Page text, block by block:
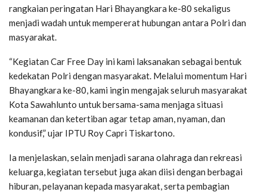
rangkaian peringatan Hari Bhayangkara ke-80 sekaligus
menjadi wadah untuk mempererat hubungan antara Polri dan
masyarakat.
“Kegiatan Car Free Day ini kami laksanakan sebagai bentuk
kedekatan Polri dengan masyarakat. Melalui momentum Hari
Bhayangkara ke-80, kami ingin mengajak seluruh masyarakat
Kota Sawahlunto untuk bersama-sama menjaga situasi
keamanan dan ketertiban agar tetap aman, nyaman, dan
kondusif,” ujar IPTU Roy Capri Tiskartono.
Ia menjelaskan, selain menjadi sarana olahraga dan rekreasi
keluarga, kegiatan tersebut juga akan diisi dengan berbagai
hiburan, pelayanan kepada masyarakat, serta pembagian